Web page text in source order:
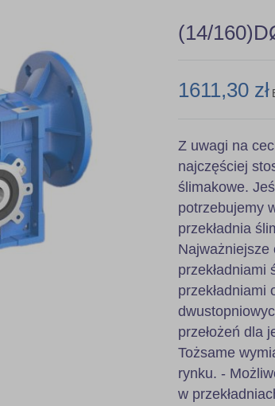
(14/
1611,30 zł
Z uwagi na
najczęściej
ślimakowe.
potrzebujemy
przekładnia
Najważniejsze
przekładniami
przełożeń dla
Tożsame
rynku. -
w